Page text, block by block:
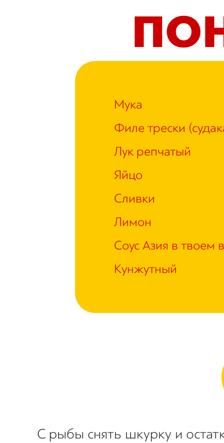
Мука
Филе трески (
Лук репчатый
Яйцо
Сливки
Лимон
Соус Азия в твоем
Кунжутный
С рыбы снять шкурку и